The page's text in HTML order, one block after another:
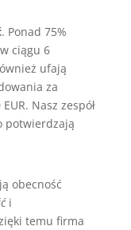
. Ponad 75%
ciągu 6
ufają
za
Nasz zespół
potwierdzają
obecność
i
temu firma